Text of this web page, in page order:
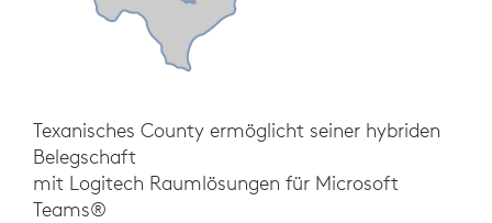
Texanisches County ermöglicht seiner hybriden
Belegschaft
mit Logitech Raumlösungen für Microsoft
Teams®